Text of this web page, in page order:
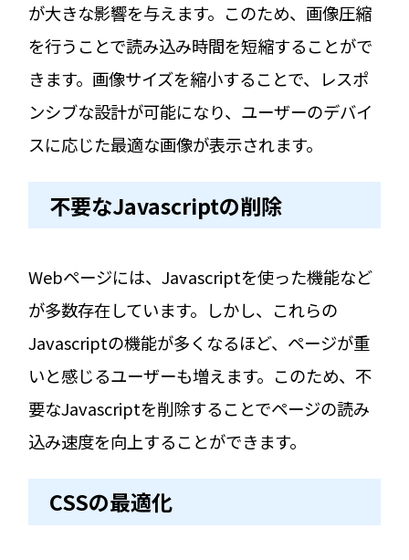
が大きな影響を与えます。このため、画像圧縮
を行うことで読み込み時間を短縮することがで
きます。画像サイズを縮小することで、レスポ
ンシブな設計が可能になり、ユーザーのデバイ
スに応じた最適な画像が表示されます。
不要なJavascriptの削除
Webページには、Javascriptを使った機能など
が多数存在しています。しかし、これらの
Javascriptの機能が多くなるほど、ページが重
いと感じるユーザーも増えます。このため、不
要なJavascriptを削除することでページの読み
込み速度を向上することができます。
CSSの最適化